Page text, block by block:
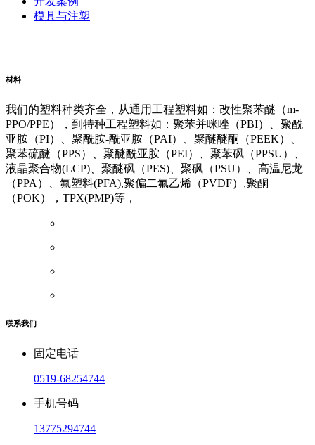
模具与注塑
材料
我们的塑料种类齐全，从通用工程塑料如：改性聚苯醚（m-
PPO/PPE），到特种工程塑料如：聚苯并咪唑（PBI）、聚酰
亚胺（PI）、聚酰胺-酰亚胺（PAI）、聚醚醚酮（PEEK）、
聚苯硫醚（PPS）、聚醚酰亚胺（PEI）、聚苯砜（PPSU）、
液晶聚合物(LCP)、聚醚砜（PES)、聚砜（PSU）、高温尼龙
（PPA）、氟塑料(PFA),聚偏二氟乙烯（PVDF）,聚酮
（POK），TPX(PMP)等，
联系我们
固定电话
0519-68254744
手机号码
13775294744